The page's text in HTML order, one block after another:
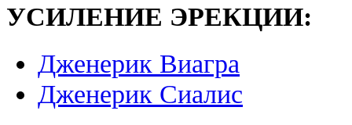
УСИЛЕНИЕ ЭРЕКЦИИ:
Дженерик Виагра
Дженерик Сиалис